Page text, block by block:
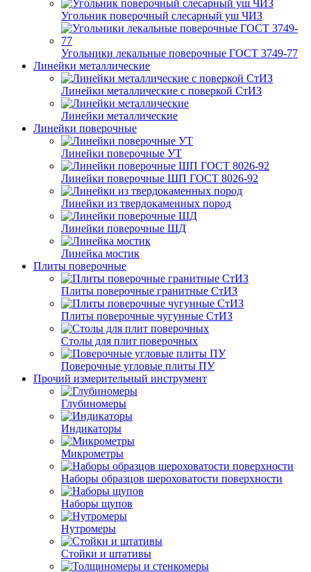
Угольник поверочный слесарный уш ЧИЗ
Угольники лекальные поверочные ГОСТ 3749-77
Линейки металлические
Линейки металлические с поверкой СтИЗ
Линейки металлические
Линейки поверочные
Линейки поверочные УТ
Линейки поверочные ШП ГОСТ 8026-92
Линейки из твердокаменных пород
Линейки поверочные ШД
Линейка мостик
Плиты поверочные
Плиты поверочные гранитные СтИЗ
Плиты поверочные чугунные СтИЗ
Столы для плит поверочных
Поверочные угловые плиты ПУ
Прочий измерительный инструмент
Глубиномеры
Индикаторы
Микрометры
Наборы образцов шероховатости поверхности
Наборы щупов
Нутромеры
Стойки и штативы